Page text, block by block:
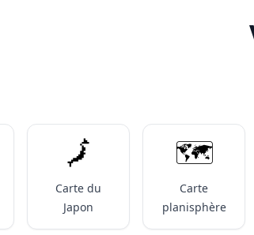
🗾
Carte du
Japon
🗺️
Carte
planisphère